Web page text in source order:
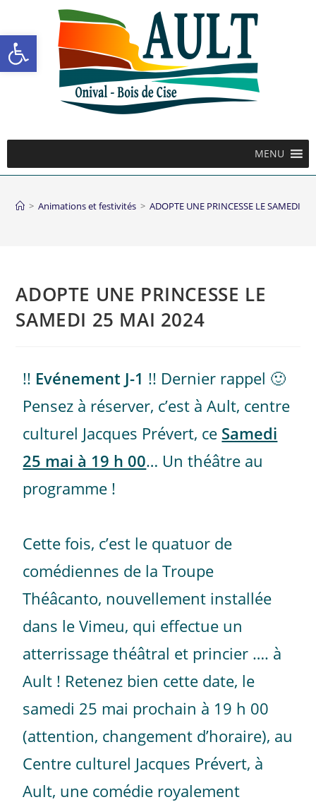
Ouvrir la barre d’outils
MENU
> Animations et festivités > ADOPTE UNE PRINCESSE LE SAMEDI
ADOPTE UNE PRINCESSE LE
SAMEDI 25 MAI 2024
!! Evénement J-1 !! Dernier rappel 🙂
Pensez à réserver, c’est à Ault, centre
culturel Jacques Prévert, ce Samedi
25 mai à 19 h 00… Un théâtre au
programme !
Cette fois, c’est le quatuor de
comédiennes de la Troupe
Théâcanto, nouvellement installée
dans le Vimeu, qui effectue un
atterrissage théâtral et princier …. à
Ault ! Retenez bien cette date, le
samedi 25 mai prochain à 19 h 00
(attention, changement d’horaire), au
Centre culturel Jacques Prévert, à
Ault, une comédie royalement